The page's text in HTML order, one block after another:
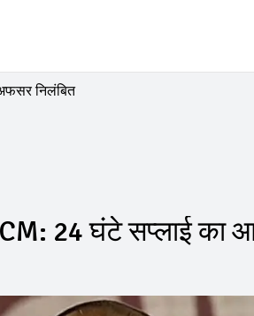
निलंबित
CM: 24 घंटे सप्लाई